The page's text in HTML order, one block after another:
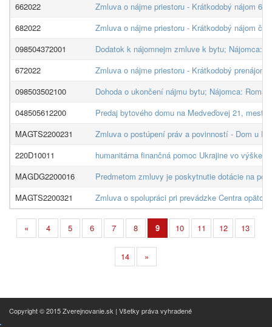
662022
Zmluva o nájme priestoru - Krátkodobý nájom
682022
Zmluva o nájme priestoru - Krátkodobý nájom č.
098504372001
Dodatok k nájomnejm zmluve k bytu; Nájomca:
672022
Zmluva o nájme priestoru - Krátkodobý
098503502100
Dohoda o ukončení nájmu bytu; Nájomca:
048505612200
Predaj bytového domu na Medveďovej 21,
MAGTS2200231
Zmluva o postúpení práv a povinností - Dom u
220D10011
humanitárna finančná pomoc Ukrajine vo výške
MAGDG2200016
Predmetom zmluvy je poskytnutie dotácie na
MAGTS2200321
Zmluva o spolupráci pri prevádzke Centra
« 4 5 6 7 8 9 10 11 12 13
14 »
Copyright © 2015 Zverejnovanie.sk | Všetky práva vyhradené